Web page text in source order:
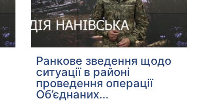
Ранкове зведення щодо
ситуації в районі
проведення операції
Об’єднаних...